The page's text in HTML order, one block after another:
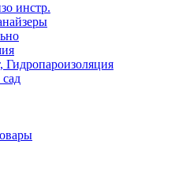
инстр.
Гидропароизоляция